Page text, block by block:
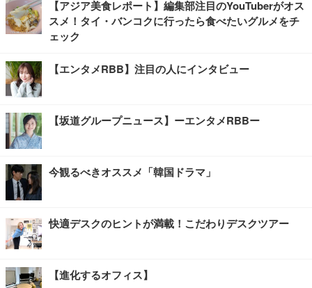
【アジア美食レポート】編集部注目のYouTuberがオス
スメ！タイ・バンコクに行ったら食べたいグルメをチ
ェック
【エンタメRBB】注目の人にインタビュー
【坂道グループニュース】ーエンタメRBBー
今観るべきオススメ「韓国ドラマ」
快適デスクのヒントが満載！こだわりデスクツアー
【進化するオフィス】